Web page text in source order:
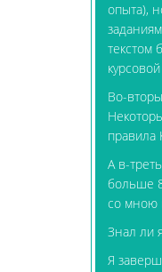
опыта),
текстом
Во-
правила
А в-
больше
со мною
Знал ли
Я